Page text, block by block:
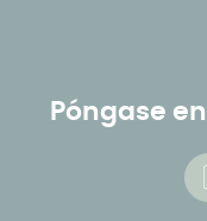
Póngase